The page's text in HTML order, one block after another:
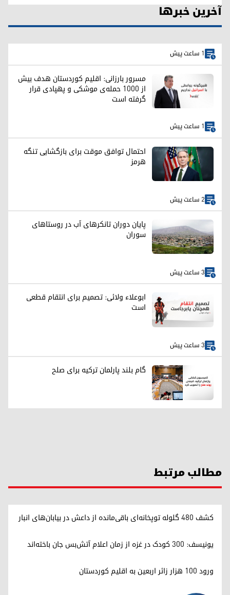
آخرین خبرها
1 ساعت پیش
مسرور بارزانی: اقلیم کوردستان هدف بیش
از ۱۰۰۰ حمله‌ی موشکی و پهپادی قرار
گرفته است
1 ساعت پیش
احتمال توافق موقت برای بازگشایی تنگه
هرمز
2 ساعت پیش
پایان دوران تانکرهای آب در روستاهای
سوران
3 ساعت پیش
ابوعلاء ولائی: تصمیم برای انتقام قطعی
است
3 ساعت پیش
گام بلند پارلمان ترکیه برای صلح
مطالب مرتبط
کشف ۴۸۰ گلوله توپخانه‌ای باقی‌مانده از داعش در بیابان‌های انبار
یونیسف: ۳۰۰ کودک در غزه از زمان اعلام آتش‌بس جان باخته‌اند
ورود ۱۰۰ هزار زائر اربعین به اقلیم کوردستان